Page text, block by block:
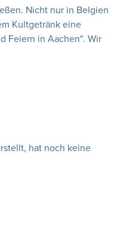
Nicht nur in Belgien
Kultgetränk eine
Feiern in Aachen". Wir
hat noch keine